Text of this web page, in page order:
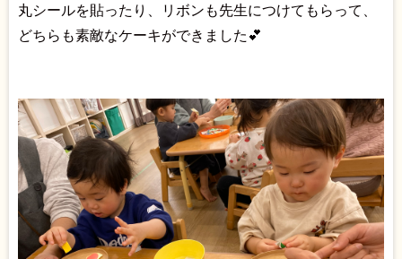
丸シールを貼ったり、リボンも先生につけてもらって、
どちらも素敵なケーキができました💕